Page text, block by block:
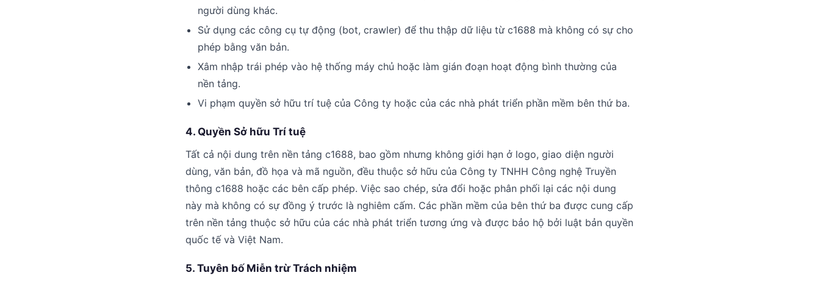
người dùng khác.
Sử dụng các công cụ tự động (bot, crawler) để thu thập dữ liệu từ c1688 mà không có sự cho
phép bằng văn bản.
Xâm nhập trái phép vào hệ thống máy chủ hoặc làm gián đoạn hoạt động bình thường của
nền tảng.
Vi phạm quyền sở hữu trí tuệ của Công ty hoặc của các nhà phát triển phần mềm bên thứ ba.
4. Quyền Sở hữu Trí tuệ
Tất cả nội dung trên nền tảng c1688, bao gồm nhưng không giới hạn ở logo, giao diện người
dùng, văn bản, đồ họa và mã nguồn, đều thuộc sở hữu của Công ty TNHH Công nghệ Truyền
thông c1688 hoặc các bên cấp phép. Việc sao chép, sửa đổi hoặc phân phối lại các nội dung
này mà không có sự đồng ý trước là nghiêm cấm. Các phần mềm của bên thứ ba được cung cấp
trên nền tảng thuộc sở hữu của các nhà phát triển tương ứng và được bảo hộ bởi luật bản quyền
quốc tế và Việt Nam.
5. Tuyên bố Miễn trừ Trách nhiệm